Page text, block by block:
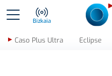
Bizkaia
Caso Plus Ultra Eclipse